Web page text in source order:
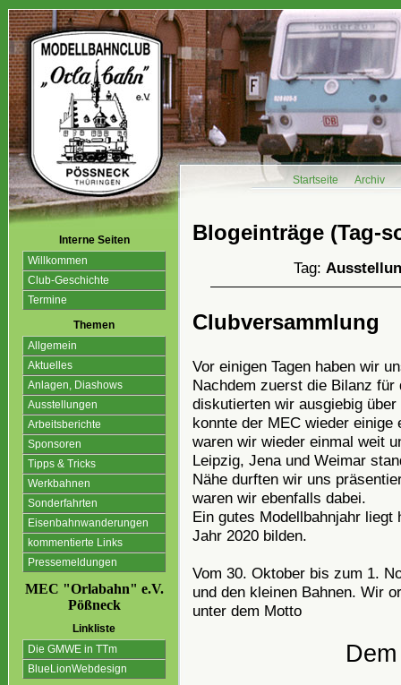
Startseite Archiv
Interne Seiten
Willkommen
Club-Geschichte
Termine
Themen
Allgemein
Aktuelles
Anlagen, Diashows
Ausstellungen
Arbeitsberichte
Sponsoren
Tipps & Tricks
Werkbahnen
Sonderfahrten
Eisenbahnwanderungen
kommentierte Links
Pressemeldungen
MEC "Orlabahn" e.V.
Pößneck
Linkliste
Die GMWE in TTm
BlueLionWebdesign
Blogeinträge (Tag-
Tag:
Clubversammlung
Vor einigen Tagen haben wir
Nachdem zuerst die Bilanz
diskutierten wir ausgiebig
konnte der MEC wieder
waren wir wieder einmal weit
Leipzig, Jena und Weimar
Nähe durften wir uns
waren wir ebenfalls dabei.
Ein gutes Modellbahnjahr
Jahr 2020 bilden.
Vom 30. Oktober bis zum 1.
und den kleinen Bahnen. Wir
unter dem Motto